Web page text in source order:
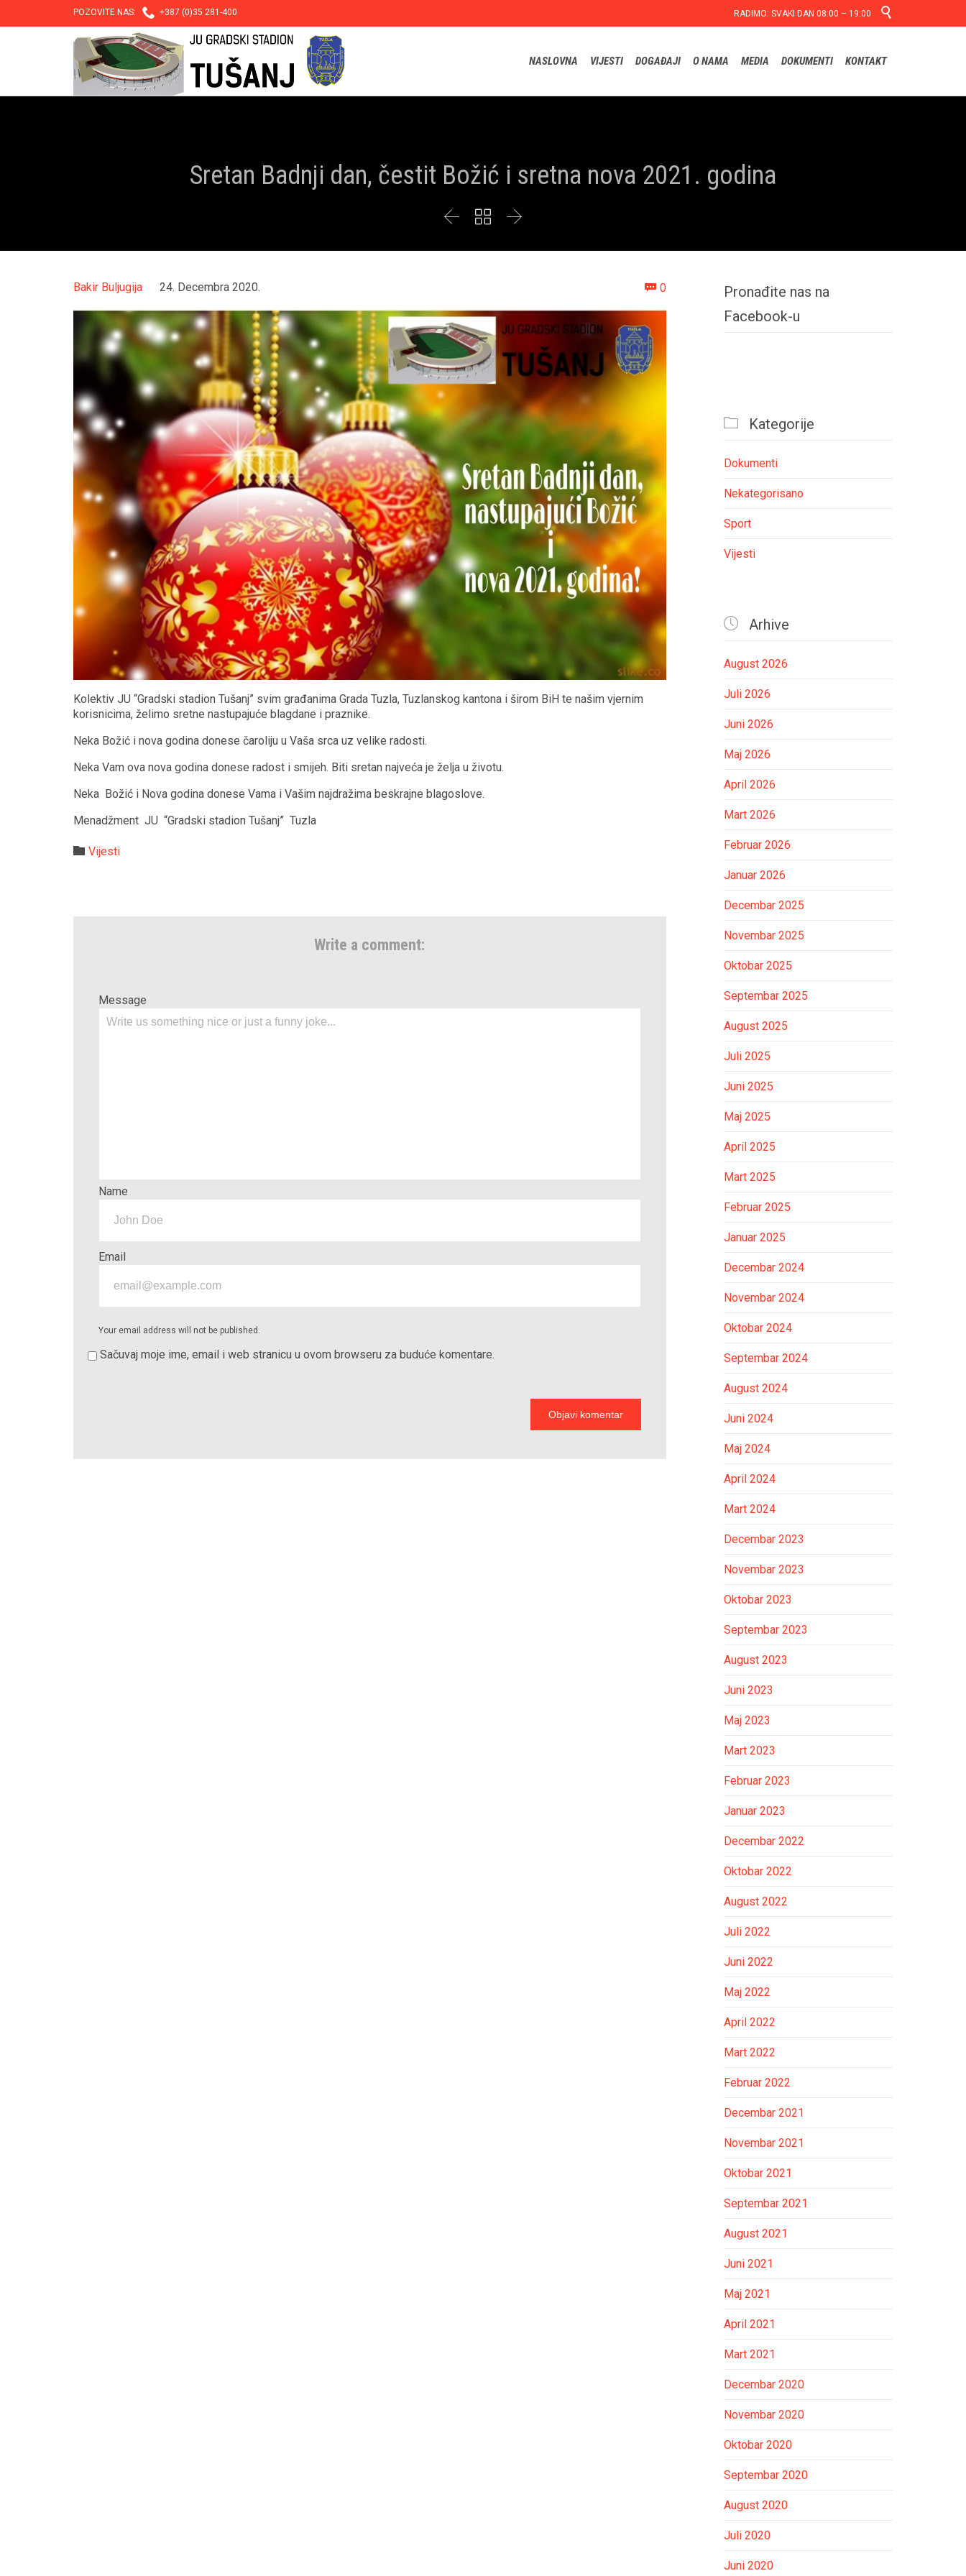
POZOVITE NAS:  +387 (0)35 281-400 RADIMO: SVAKI DAN 08:00 – 19:00 
NASLOVNA VIJESTI DOGAĐAJI O NAMA MEDIA DOKUMENTI KONTAKT
Sretan Badnji dan, čestit Božić i sretna nova 2021. godina
  
Bakir Buljugija 24. Decembra 2020.  0Comments
Kolektiv JU “Gradski stadion Tušanj” svim građanima Grada Tuzla, Tuzlanskog kantona i širom BiH te našim vjernim
korisnicima, želimo sretne nastupajuće blagdane i praznike.
Neka Božić i nova godina donese čaroliju u Vaša srca uz velike radosti.
Neka Vam ova nova godina donese radost i smijeh. Biti sretan najveća je želja u životu.
Neka Božić i Nova godina donese Vama i Vašim najdražima beskrajne blagoslove.
Menadžment JU “Gradski stadion Tušanj” Tuzla
 Category
Vijesti
Write a comment:
Message
Name
Email
Your email address will not be published.
Sačuvaj moje ime, email i web stranicu u ovom browseru za buduće komentare.
Pronađite nas na
Facebook-u
 Kategorije
Dokumenti
Nekategorisano
Sport
Vijesti
 Arhive
August 2026
Juli 2026
Juni 2026
Maj 2026
April 2026
Mart 2026
Februar 2026
Januar 2026
Decembar 2025
Novembar 2025
Oktobar 2025
Septembar 2025
August 2025
Juli 2025
Juni 2025
Maj 2025
April 2025
Mart 2025
Februar 2025
Januar 2025
Decembar 2024
Novembar 2024
Oktobar 2024
Septembar 2024
August 2024
Juni 2024
Maj 2024
April 2024
Mart 2024
Decembar 2023
Novembar 2023
Oktobar 2023
Septembar 2023
August 2023
Juni 2023
Maj 2023
Mart 2023
Februar 2023
Januar 2023
Decembar 2022
Oktobar 2022
August 2022
Juli 2022
Juni 2022
Maj 2022
April 2022
Mart 2022
Februar 2022
Decembar 2021
Novembar 2021
Oktobar 2021
Septembar 2021
August 2021
Juni 2021
Maj 2021
April 2021
Mart 2021
Decembar 2020
Novembar 2020
Oktobar 2020
Septembar 2020
August 2020
Juli 2020
Juni 2020